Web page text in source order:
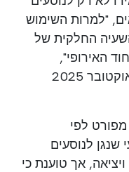
"למרות השימוש
החלקית של
האירופי",
לפי
שנגן לנוסעים
אך טוענת כי